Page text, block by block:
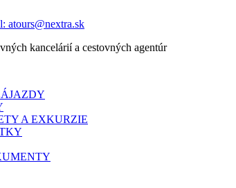
atours@nextra.sk
kancelárií a cestovných agentúr
A EXKURZIE